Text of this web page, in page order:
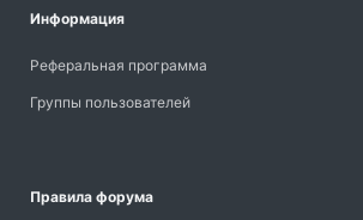
Информация
Реферальная программа
Группы пользователей
Правила форума